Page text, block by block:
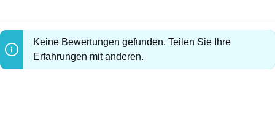
Keine Bewertungen gefunden. Teilen Sie Ihre
Erfahrungen mit anderen.